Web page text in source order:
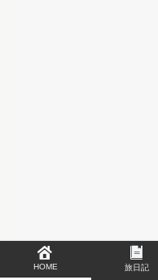
HOME 旅日記